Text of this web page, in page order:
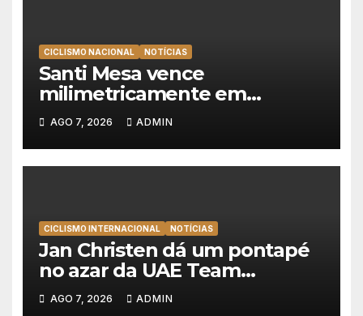
CICLISMO NACIONAL NOTÍCIAS
Santi Mesa vence
milimetricamente em
Albufeira, Rui Oliveira
mantém a amarela da Volta a
Portugal
AGO 7, 2026 ADMIN
CICLISMO INTERNACIONAL NOTÍCIAS
Jan Christen dá um pontapé
no azar da UAE Team
Emirates e vence na Volta a
Polónia
AGO 7, 2026 ADMIN